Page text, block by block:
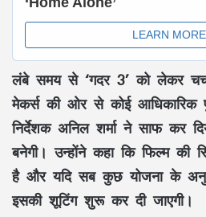
लंबे समय से ‘गदर 3’ को लेकर
मेकर्स की ओर से कोई आधिकारिक
निर्देशक अनिल शर्मा ने साफ कर
बनेगी। उन्होंने कहा कि फिल्म की
है और यदि सब कुछ योजना के
इसकी शूटिंग शुरू कर दी जाएगी।